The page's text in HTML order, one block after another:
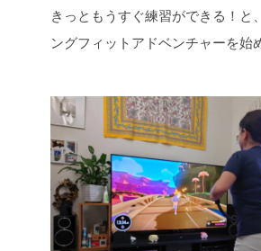
きっともうすぐ練習ができる！と
ングフィットアドベンチャーを始